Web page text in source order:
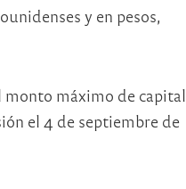
y en pesos,
máximo de capital
el 4 de septiembre de